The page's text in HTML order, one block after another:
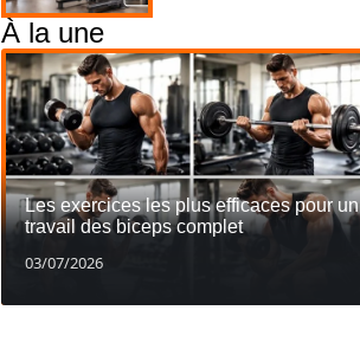
À la une
Les exercices les plus efficaces pour un
travail des biceps complet
03/07/2026